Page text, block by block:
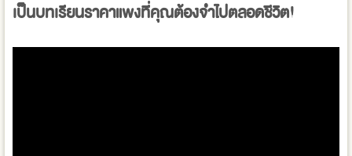
เป็นบทเรียนราคาแพงที่คุณต้องจำไปตลอดชีวิต!